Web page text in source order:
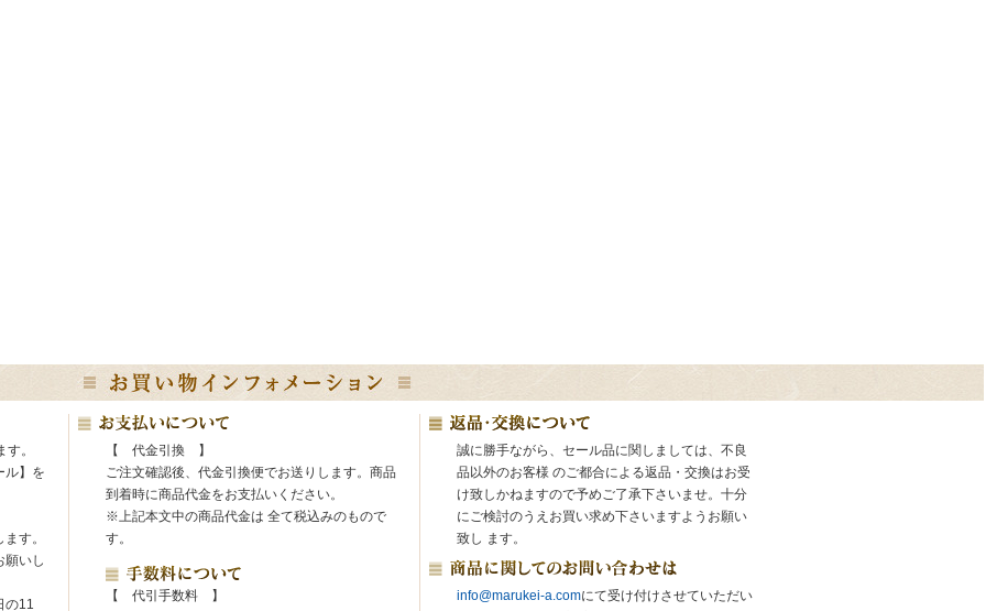
。
ル】を
す。
願いし
の11
【 代金引換 】
ご注文確認後、代金引換便でお送りします。商品
到着時に商品代金をお支払いください。
※上記本文中の商品代金は 全て税込みのもので
す。
【 代引手数料 】
誠に勝手ながら、セール品に関しましては、不良
品以外のお客様 のご都合による返品・交換はお受
け致しかねますので予めご了承下さいませ。十分
にご検討のうえお買い求め下さいますようお願い
致し ます。
info@marukei-a.comにて受け付けさせていただい